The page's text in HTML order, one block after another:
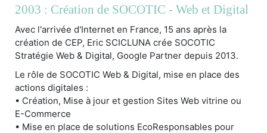
2003 : Création de SOCOTIC - Web et Digital
Avec l'arrivée d'Internet en France, 15 ans après la
création de CEP, Eric SCICLUNA crée SOCOTIC
Stratégie Web & Digital, Google Partner depuis 2013.
Le rôle de SOCOTIC Web & Digital, mise en place des
actions digitales :
• Création, Mise à jour et gestion Sites Web vitrine ou
E-Commerce
• Mise en place de solutions EcoResponsables pour